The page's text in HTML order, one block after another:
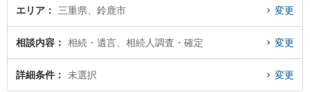
報や弁護士費用、強みなどが注目されています。『鈴鹿市で土日や夜間に発生
無料で相続人調査・確定を法律相談できる鈴鹿市内の弁護士に相談予約した
い』などでお困りの相談者さんにおすすめです。
エリア 三重県、鈴鹿市 変更
相談内容 相続・遺言、相続人調査・確定 変更
詳細条件 未選択 変更